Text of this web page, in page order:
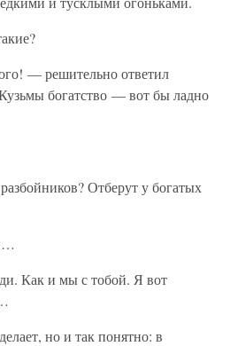
— решительно ответил
богатство — вот бы ладно
Отберут у богатых
Как и мы с тобой. Я вот
но и так понятно: в